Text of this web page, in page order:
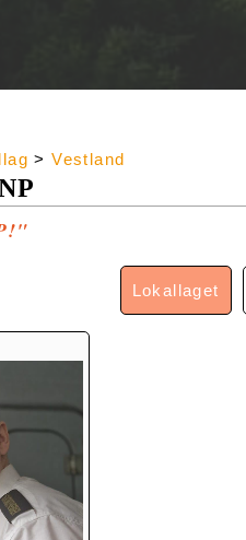
>Vestland
Lokallaget